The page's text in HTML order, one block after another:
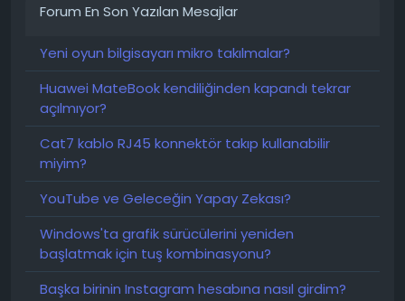
Forum En Son Yazılan Mesajlar
Yeni oyun bilgisayarı mikro takılmalar?
Huawei MateBook kendiliğinden kapandı tekrar
açılmıyor?
Cat7 kablo RJ45 konnektör takıp kullanabilir
miyim?
YouTube ve Geleceğin Yapay Zekası?
Windows'ta grafik sürücülerini yeniden
başlatmak için tuş kombinasyonu?
Başka birinin Instagram hesabına nasıl girdim?